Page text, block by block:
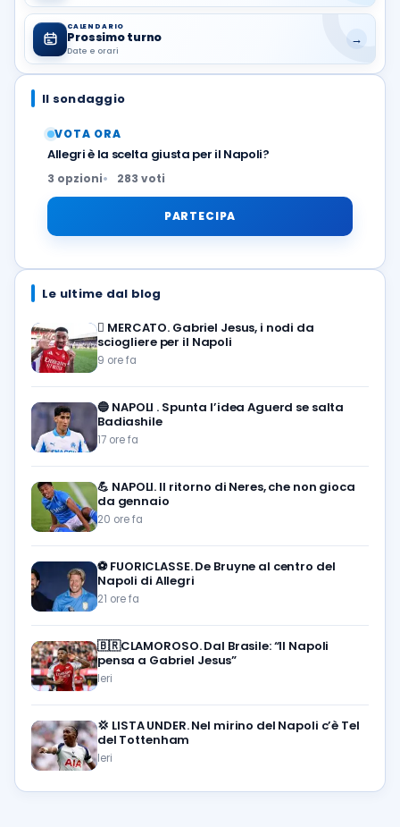
CALENDARIO
Prossimo turno
Date e orari
→
Il sondaggio
VOTA ORA
Allegri è la scelta giusta per il Napoli?
3 opzioni 283 voti
PARTECIPA
Le ultime dal blog
🪎 MERCATO. Gabriel Jesus, i nodi da
sciogliere per il Napoli
9 ore fa
🔵 NAPOLI . Spunta l’idea Aguerd se salta
Badiashile
17 ore fa
💪 NAPOLI. Il ritorno di Neres, che non gioca
da gennaio
20 ore fa
⚽️ FUORICLASSE. De Bruyne al centro del
Napoli di Allegri
21 ore fa
🇧🇷CLAMOROSO. Dal Brasile: “Il Napoli
pensa a Gabriel Jesus”
Ieri
💢 LISTA UNDER. Nel mirino del Napoli c’è Tel
del Tottenham
Ieri